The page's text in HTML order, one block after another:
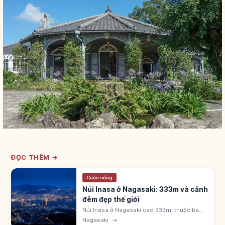
ĐỌC THÊM →
Cuộc sống
Núi Inasa ở Nagasaki: 333m và cảnh
đêm đẹp thế giới
Núi Inasa ở Nagasaki cao 333m, thuộc ba
cảnh đêm mới đẹp nhất thế giới (2012, tái
Nagasaki →